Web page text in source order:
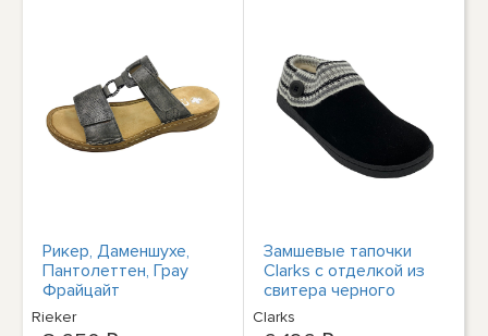
Рикер, Даменшухе,
Пантолеттен, Грау
Фрайцайт
Rieker
Замшевые тапочки
Clarks с отделкой из
свитера черного
цвета
Clarks